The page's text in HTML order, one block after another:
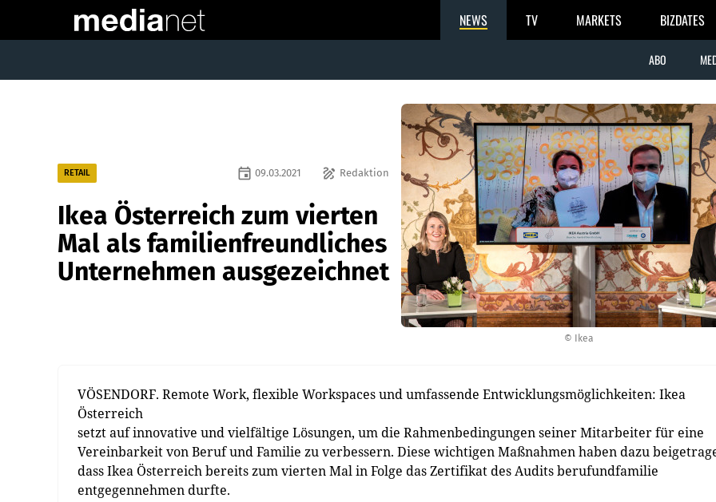
NEWS TV MARKETS BIZDATES
ABO
© Ikea
RETAIL draw Redaktion
event 09.03.2021
Ikea Österreich zum vierten
Mal als familienfreundliches
Unternehmen ausgezeichnet
VÖSENDORF. Remote Work, flexible Workspaces und umfassende Entwicklungsmöglichkeiten: Ikea
Österreich
setzt auf innovative und vielfältige Lösungen, um die Rahmenbedingungen seiner Mitarbeiter für eine
Vereinbarkeit von Beruf und Familie zu verbessern. Diese wichtigen Maßnahmen haben dazu
dass Ikea Österreich bereits zum vierten Mal in Folge das Zertifikat des Audits berufundfamilie
entgegennehmen durfte.